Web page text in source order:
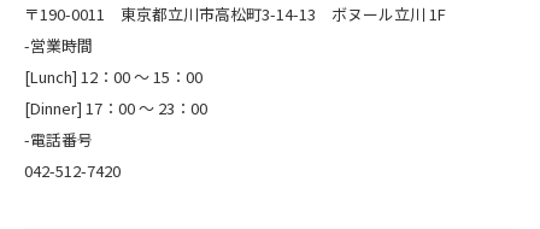
〒190-0011 東京都立川市高松町3-14-13 ボヌール立川 1F
-営業時間
[Lunch] 12：00 ～ 15：00
[Dinner] 17：00 ～ 23：00
-電話番号
042-512-7420